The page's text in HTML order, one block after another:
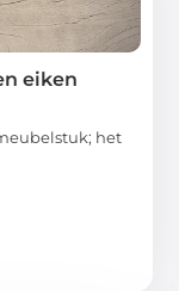
eiken
het